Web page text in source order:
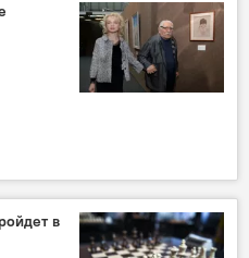
в